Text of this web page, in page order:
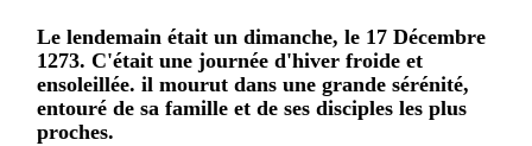
Le lendemain était un dimanche, le 17 Décembre
1273. C'était une journée d'hiver froide et
ensoleillée. il mourut dans une grande sérénité,
entouré de sa famille et de ses disciples les plus
proches.